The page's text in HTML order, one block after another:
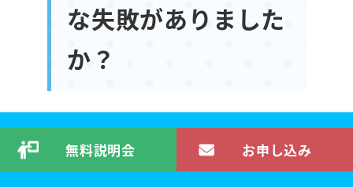
な失敗がありました
か？
これは専業でスタートする人
に限った話かも知れません
無料説明会 お申し込み